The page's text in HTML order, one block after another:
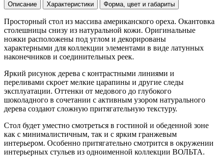
Описание Характеристики Форма, цвет и габариты
Просторный стол из массива американского ореха. Окантовка
столешницы снизу из натуральной кожи. Оригинальные
ножки расположены под углом и декорированы
характерными для коллекции элементами в виде латунных
наконечников и соединительных реек.
Яркий рисунок дерева с контрастными линиями и
переливами скроет мелкие царапины и другие следы
эксплуатации. Оттенки от медового до глубокого
шоколадного в сочетании с активным узором натурального
дерева создают сложную притягательную текстуру.
Стол будет уместно смотреться в гостиной и обеденной зоне
как с минималистичным, так и с ярким гранжевым
интерьером. Особенно притягательно смотрится в окружении
интерьерных стульев из одноименной коллекции ВОЛЬТА.